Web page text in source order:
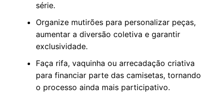
série.
Organize mutirões para personalizar peças,
aumentar a diversão coletiva e garantir
exclusividade.
Faça rifa, vaquinha ou arrecadação criativa
para financiar parte das camisetas, tornando
o processo ainda mais participativo.